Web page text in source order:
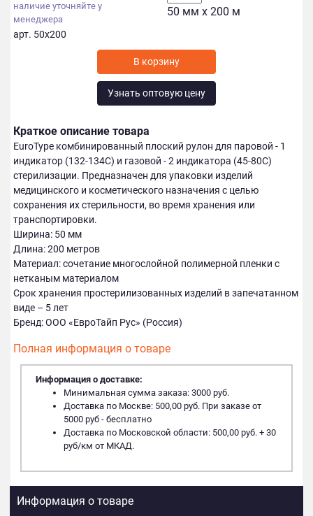
наличие уточняйте у
менеджера
арт. 50х200
50 мм х 200 м
Узнать оптовую цену
Краткое описание товара
EuroType комбинированный плоский рулон для паровой - 1
индикатор (132-134С) и газовой - 2 индикатора (45-80С)
стерилизации. Предназначен для упаковки изделий
медицинского и косметического назначения с целью
сохранения их стерильности, во время хранения или
транспортировки.
Ширина: 50 мм
Длина: 200 метров
Материал: сочетание многослойной полимерной пленки с
нетканым материалом
Срок хранения простерилизованных изделий в запечатанном
виде – 5 лет
Бренд: ООО «ЕвроТайп Рус» (Россия)
Полная информация о товаре
Информация о доставке:
Минимальная сумма заказа: 3000 руб.
Доставка по Москве: 500,00 руб. При заказе от
5000 руб - бесплатно
Доставка по Московской области: 500,00 руб. + 30
руб/км от МКАД.
Информация о товаре